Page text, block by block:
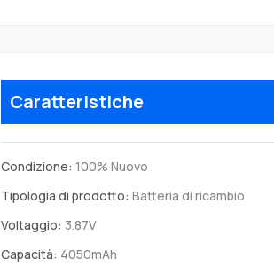
Caratteristiche
Condizione: 100% Nuovo
Tipologia di prodotto: Batteria di ricambio
Voltaggio: 3.87V
Capacità: 4050mAh